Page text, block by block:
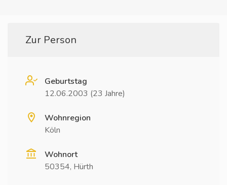
Zur Person
Geburtstag
12.06.2003 (23 Jahre)
Wohnregion
Köln
Wohnort
50354, Hürth